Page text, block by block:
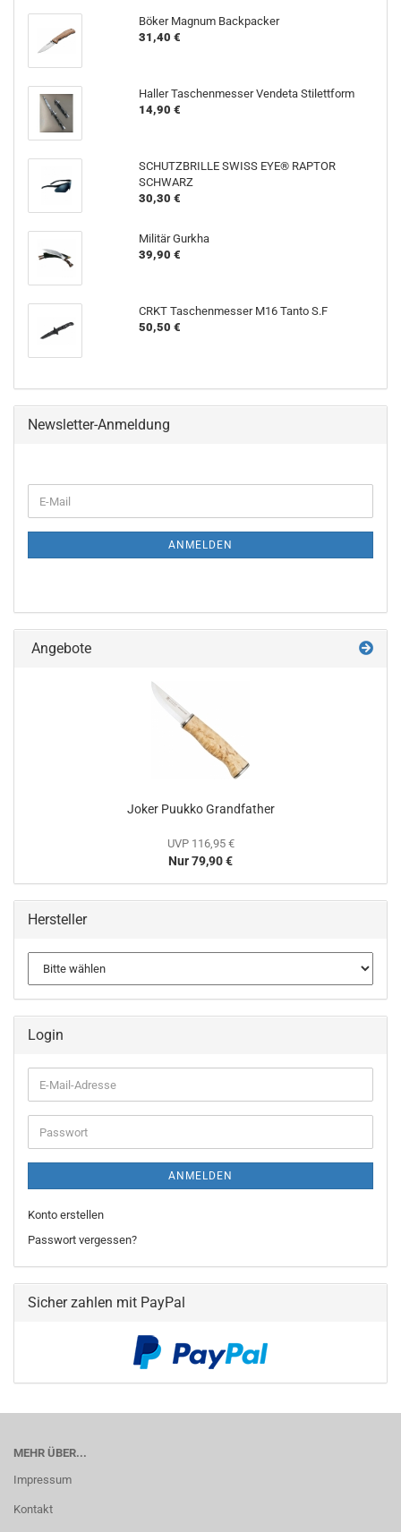
Böker Magnum Backpacker
31,40 €
Haller Taschenmesser Vendeta Stilettform
14,90 €
SCHUTZBRILLE SWISS EYE® RAPTOR
SCHWARZ
30,30 €
Militär Gurkha
39,90 €
CRKT Taschenmesser M16 Tanto S.F
50,50 €
Newsletter-Anmeldung
ZUR
E-
Mail
ANMELDEN
Angebote
Joker Puukko Grandfather
UVP 116,95 €
Nur 79,90 €
Hersteller
Login
E-
Mail-
Adresse
Passwort
ANMELDEN
Konto erstellen
Passwort vergessen?
Sicher zahlen mit PayPal
MEHR ÜBER...
Impressum
Kontakt